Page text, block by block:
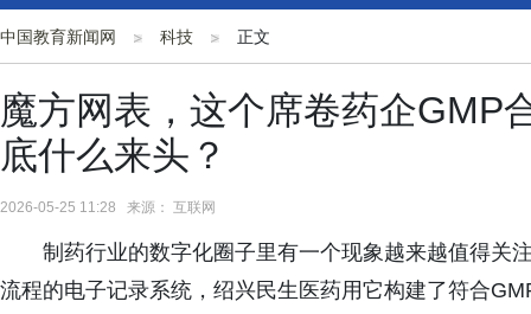
中国教育新闻网 科技 正文
魔方网表，这个席卷药企GMP
底什么来头？
2026-05-25 11:28 来源： 互联网
制药行业的数字化圈子里有一个现象越来越值得关
流程的电子记录系统，绍兴民生医药用它构建了符合